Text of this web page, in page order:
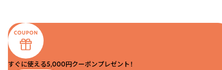
すぐに使える5,000円クーポンプレゼント！